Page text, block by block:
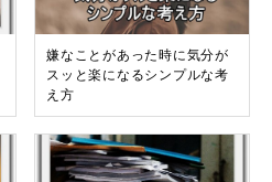
嫌なことがあった時に気分が
スッと楽になるシンプルな考
え方